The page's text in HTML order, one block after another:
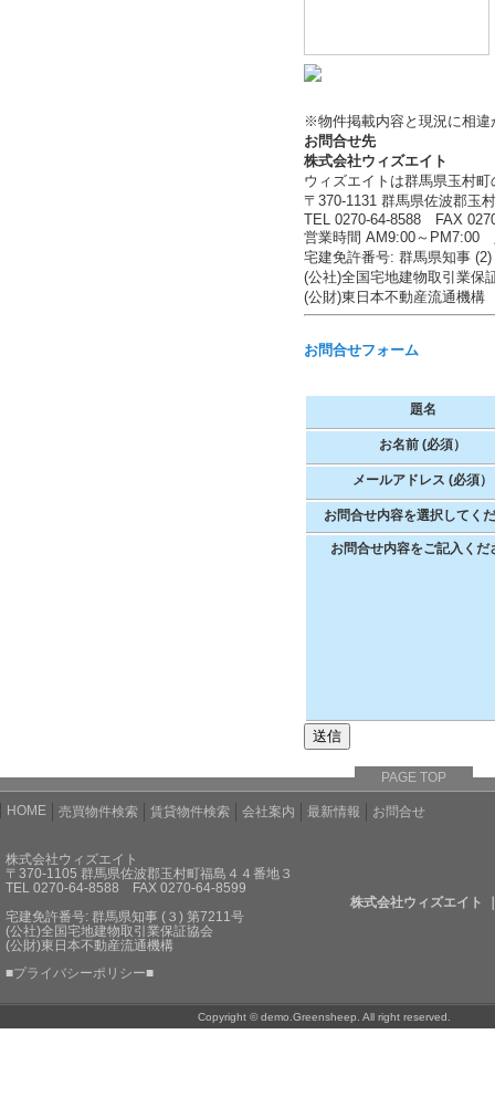
※物件掲載内容と現況に相違
お問合せ先
株式会社ウィズエイト
ウィズエイトは群馬県玉村
〒370-1131 群馬県佐波郡玉
TEL 0270-64-8588 FAX
営業時間 AM9:00～
宅建免許番号: 群馬県知事
(公社)全国宅地建物取引業保
(公財)東日本不動産流通機構
お問合せフォーム
題名
お名前 (必須）
メールアドレス (必須）
お問合せ内容を選択してく
お問合せ内容をご記入くだ
PAGE TOP
HOME 売買物件検索 賃貸物件検索 会社案内 最新情報 お問合せ
株式会社ウィズエイト
〒370-1105 群馬県佐波郡玉村町福島４４番地３
TEL 0270-64-8588 FAX 0270-64-8599
株式会社ウィズエイト
宅建免許番号: 群馬県知事 (３) 第7211号
(公社)全国宅地建物取引業保証協会
(公財)東日本不動産流通機構
■プライバシーポリシー■
Copyright © demo.Greensheep. All right reserved.